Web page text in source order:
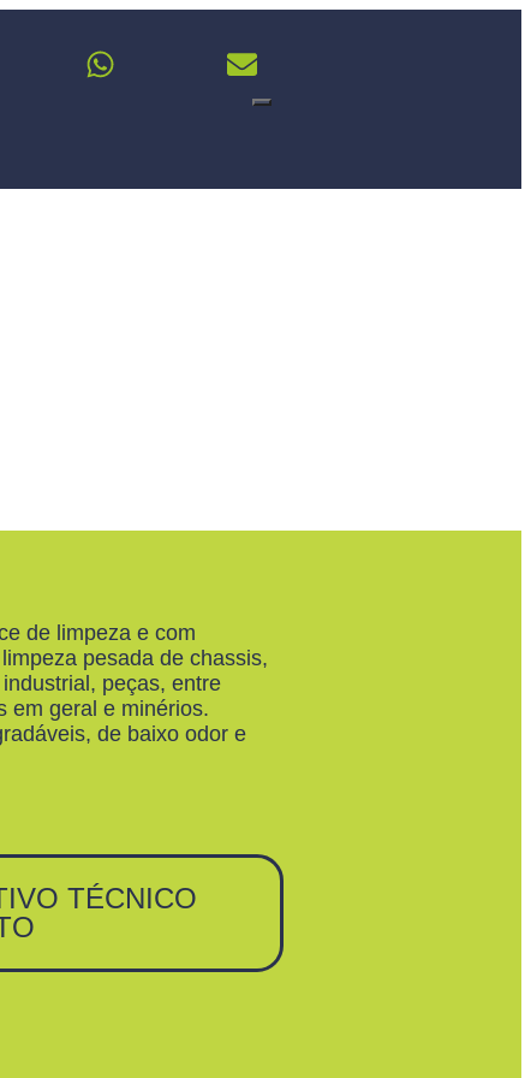
de limpeza e com
pesada de chassis,
peças, entre
em geral e minérios.
de baixo odor e
TÉCNICO